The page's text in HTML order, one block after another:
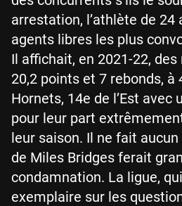
arrestation, l’athlète de 24
agents libres les plus
Il affichait, en 2021-22, des
20,2 points et 7 rebonds, à
Hornets, 14e de l’Est avec
pour leur part
leur saison. Il ne fait
de Miles Bridges ferait
condamnation. La ligue,
exemplaire sur les